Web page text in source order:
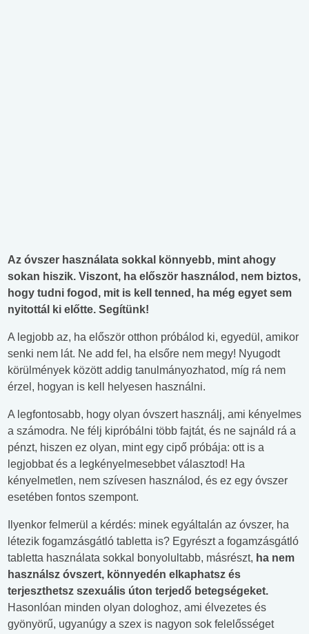
Az óvszer használata sokkal könnyebb, mint ahogy
sokan hiszik. Viszont, ha először használod, nem biztos,
hogy tudni fogod, mit is kell tenned, ha még egyet sem
nyitottál ki előtte. Segítünk!
A legjobb az, ha először otthon próbálod ki, egyedül, amikor
senki nem lát. Ne add fel, ha elsőre nem megy! Nyugodt
körülmények között addig tanulmányozhatod, míg rá nem
érzel, hogyan is kell helyesen használni.
A legfontosabb, hogy olyan óvszert használj, ami kényelmes
a számodra. Ne félj kipróbálni több fajtát, és ne sajnáld rá a
pénzt, hiszen ez olyan, mint egy cipő próbája: ott is a
legjobbat és a legkényelmesebbet választod! Ha
kényelmetlen, nem szívesen használod, és ez egy óvszer
esetében fontos szempont.
Ilyenkor felmerül a kérdés: minek egyáltalán az óvszer, ha
létezik fogamzásgátló tabletta is? Egyrészt a fogamzásgátló
tabletta használata sokkal bonyolultabb, másrészt, ha nem
használsz óvszert, könnyedén elkaphatsz és
terjeszthetsz szexuális úton terjedő betegségeket.
Hasonlóan minden olyan dologhoz, ami élvezetes és
gyönyörű, ugyanúgy a szex is nagyon sok felelősséget